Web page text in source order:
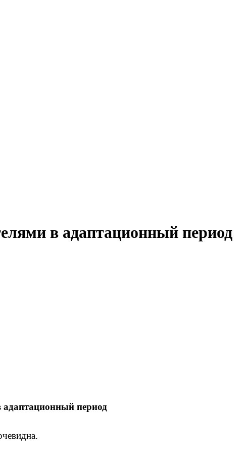
в адаптационный период
адаптационный период